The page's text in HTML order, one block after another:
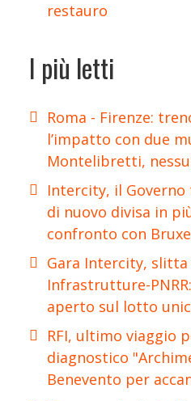
restauro
I più letti
Roma - Firenze:
l’impatto con due
Montelibretti,
Intercity, il
di nuovo divisa in
confronto con
Gara Intercity, slitta
Infrastrutture-
aperto sul lotto
RFI, ultimo viaggio
diagnostico
Benevento per